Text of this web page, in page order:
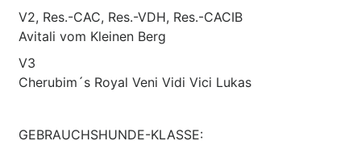
V2, Res.-CAC, Res.-VDH, Res.-CACIB
Avitali vom Kleinen Berg
V3
Cherubim´s Royal Veni Vidi Vici Lukas
GEBRAUCHSHUNDE-KLASSE: